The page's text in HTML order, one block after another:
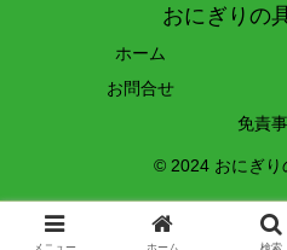
おにぎりの
ホーム
お問合せ
免責
© 2024 おにぎり
メニュー ホーム 検索
プライバシーポリシー |特